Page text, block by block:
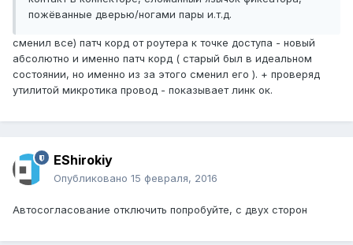
пожёванные дверью/ногами пары и.т.д.
сменил все) патч корд от роутера к точке доступа - новый
абсолютно и именно патч корд ( старый был в идеальном
состоянии, но именно из за этого сменил его ). + проверяд
утилитой микротика провод - показывает линк ок.
EShirokiy
Опубликовано 15 февраля, 2016
Автосогласование отключить попробуйте, с двух сторон